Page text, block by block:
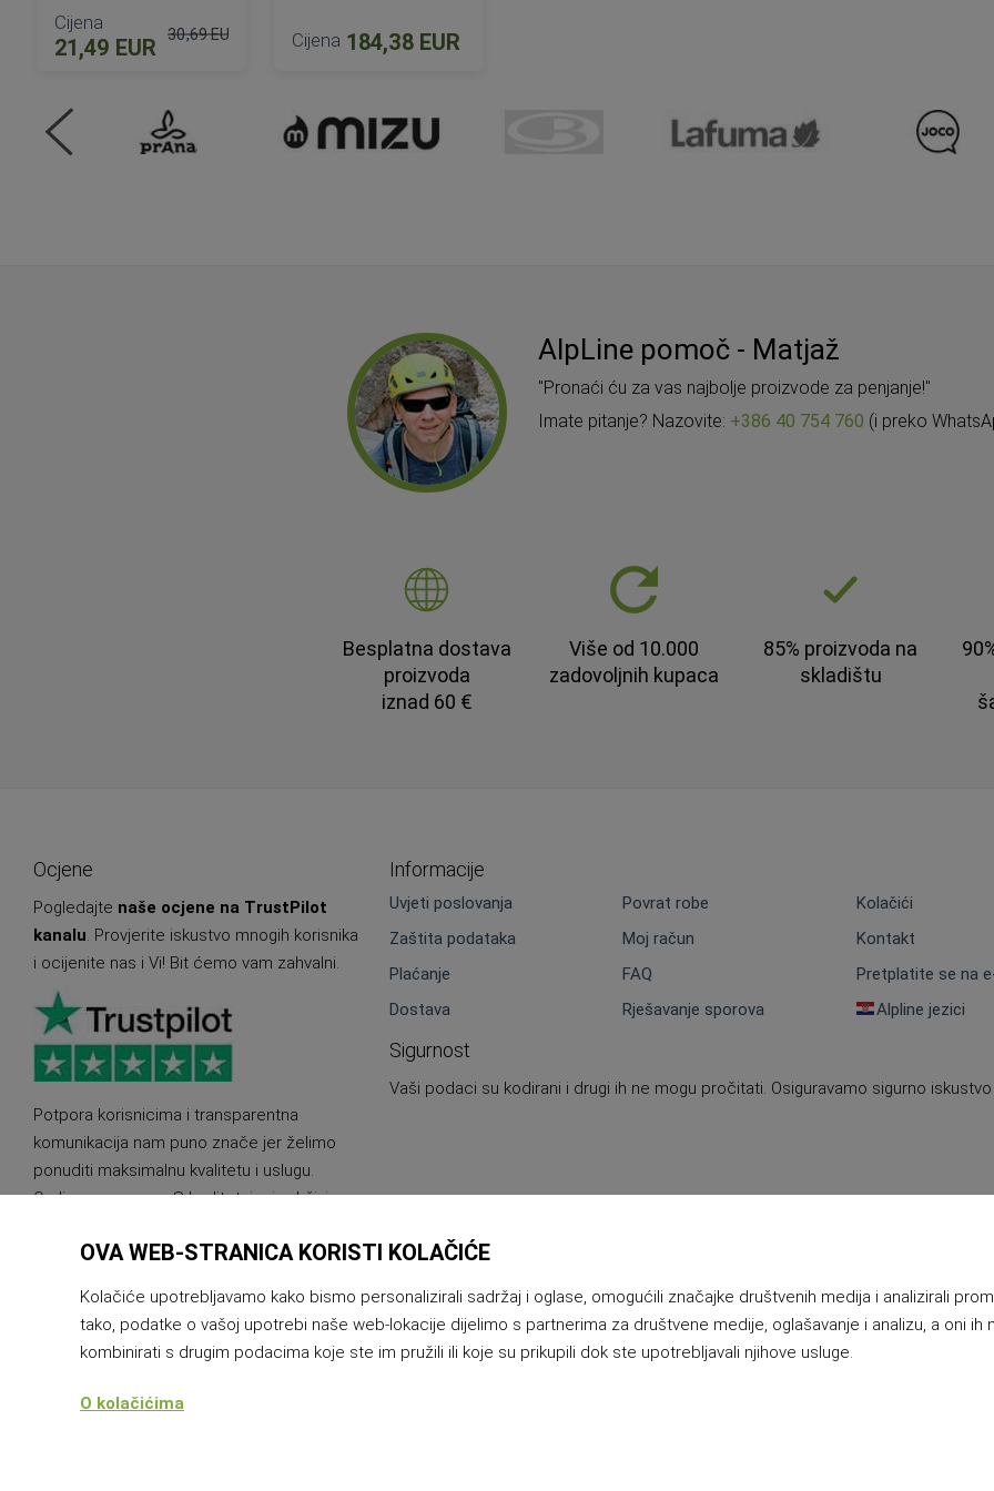
Cijena
21,49 EUR
30,69 EUR Cijena 184,38 EUR
AlpLine pomoč - Matjaž
"Pronaći ću za vas najbolje proizvode za penjanje!"
Imate pitanje? Nazovite: +386 40 754 760 (i preko
Besplatna dostava
proizvoda
iznad 60 €
Više od 10.000
zadovoljnih kupaca
85% proizvoda na
skladištu
Ocjene
Pogledajte naše ocjene na TrustPilot
kanalu. Provjerite iskustvo mnogih korisnika
i ocijenite nas i Vi! Bit ćemo vam zahvalni.
Potpora korisnicima i transparentna
komunikacija nam puno znače jer želimo
ponuditi maksimalnu kvalitetu i uslugu.
Ovdje smo za vas. S kvalitetnim i održivim
Informacije
Uvjeti poslovanja
Zaštita podataka
Plaćanje
Dostava
Povrat robe
Moj račun
FAQ
Rješavanje sporova
Kolačići
Kontakt
Pretplatite se na
Alpline jezici
Sigurnost
Vaši podaci su kodirani i drugi ih ne mogu pročitati. Osiguravamo sigurno
OVA WEB-STRANICA KORISTI KOLAČIĆE
Kolačiće upotrebljavamo kako bismo personalizirali sadržaj i oglase, omogućili značajke društvenih medija i analizirali
tako, podatke o vašoj upotrebi naše web-lokacije dijelimo s partnerima za društvene medije, oglašavanje i analizu, a oni ih
kombinirati s drugim podacima koje ste im pružili ili koje su prikupili dok ste upotrebljavali njihove usluge.
O kolačićima